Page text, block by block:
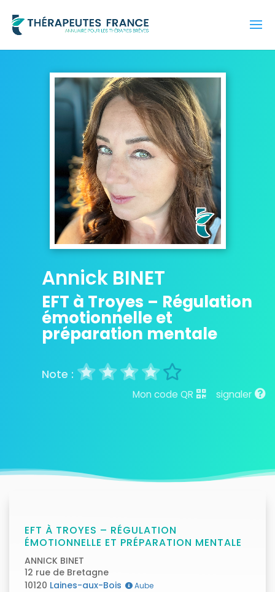
Annick BINET
EFT à Troyes – Régulation
émotionnelle et
préparation mentale
signaler
Mon code QR
EFT À TROYES – RÉGULATION
ÉMOTIONNELLE ET PRÉPARATION MENTALE
ANNICK BINET
12 rue de Bretagne
10120 Laines-aux-Bois
Aube